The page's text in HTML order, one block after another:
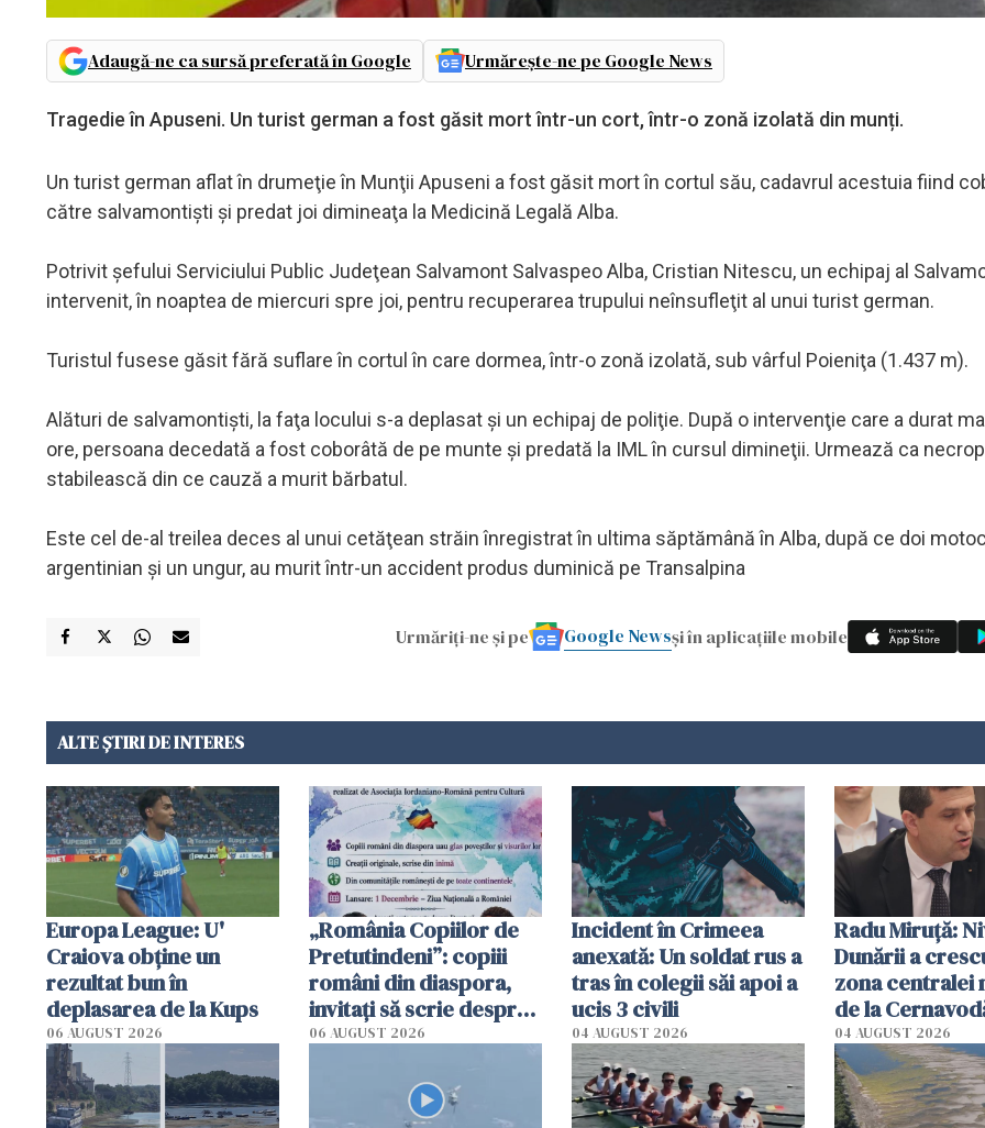
Adaugă-ne ca sursă preferată în Google Urmărește-ne pe Google News
Tragedie în Apuseni. Un turist german a fost găsit mort într-un cort, într-o zonă izolată din munți.
Un turist german aflat în drumeţie în Munţii Apuseni a fost găsit mort în cortul său, cadavrul acestuia fiind
către salvamontişti şi predat joi dimineaţa la Medicină Legală Alba.
Potrivit şefului Serviciului Public Judeţean Salvamont Salvaspeo Alba, Cristian Nitescu, un echipaj al
intervenit, în noaptea de miercuri spre joi, pentru recuperarea trupului neînsufleţit al unui turist german.
Turistul fusese găsit fără suflare în cortul în care dormea, într-o zonă izolată, sub vârful Poieniţa (1.437 m).
Alături de salvamontişti, la faţa locului s-a deplasat şi un echipaj de poliţie. După o intervenţie care a durat
ore, persoana decedată a fost coborâtă de pe munte şi predată la IML în cursul dimineţii. Urmează ca
stabilească din ce cauză a murit bărbatul.
Este cel de-al treilea deces al unui cetăţean străin înregistrat în ultima săptămână în Alba, după ce doi
argentinian şi un ungur, au murit într-un accident produs duminică pe Transalpina
Urmăriți-ne și pe Google Newsși în aplicațiile mobile
ALTE ȘTIRI DE INTERES
Europa League: U'
Craiova obține un
rezultat bun în
deplasarea de la Kups
06 AUGUST 2026
„România Copiilor de
Pretutindeni”: copiii
români din diaspora,
invitați să scrie despre
România într-un volum
06 AUGUST 2026
Incident în Crimeea
anexată: Un soldat rus a
tras în colegii săi apoi a
ucis 3 civili
04 AUGUST 2026
Radu Miruţă:
Dunării a
zona centralei
de la
cm faţă de
04 AUGUST 2026